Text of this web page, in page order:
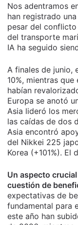
Nos adentramos
han registrado
pesar del
del transporte
IA ha seguido
A finales de junio,
10%, mientras
habían
Europa se anotó
Asia lideró los
las caídas de dos
Asia encontró
del Nikkei 225
Korea (+101%). El
Un aspecto
cuestión de
expectativas de
fundamental para
este año han